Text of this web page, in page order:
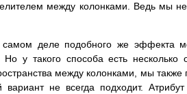
между колонками. Ведь мы
самом деле подобного же эффекта
. Но у такого способа есть несколько
между колонками, мы также
не всегда подходит.